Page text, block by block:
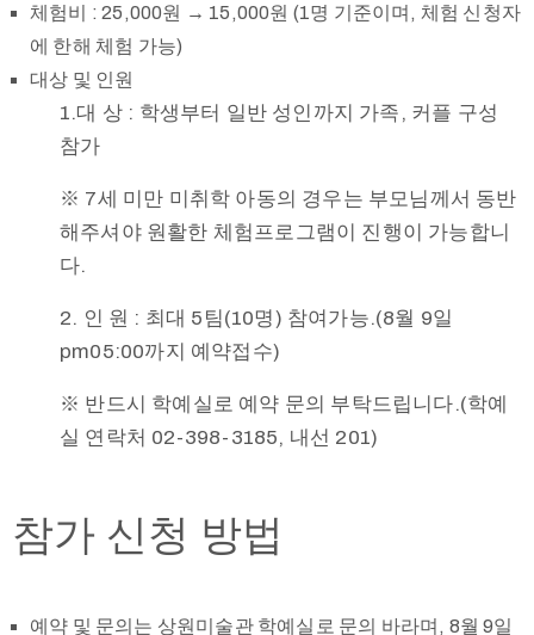
체험비 : 25,000원 → 15,000원 (1명 기준이며, 체험 신청자
에 한해 체험 가능)
대상 및 인원
1.대 상 : 학생부터 일반 성인까지 가족, 커플 구성
참가
※ 7세 미만 미취학 아동의 경우는 부모님께서 동반
해주셔야 원활한 체험프로그램이 진행이 가능합니
다.
2. 인 원 : 최대 5팀(10명) 참여가능.(8월 9일
pm05:00까지 예약접수)
※ 반드시 학예실로 예약 문의 부탁드립니다.(학예
실 연락처 02-398-3185, 내선 201)
참가 신청 방법
예약 및 문의는 상원미술관 학예실로 문의 바라며, 8월 9일